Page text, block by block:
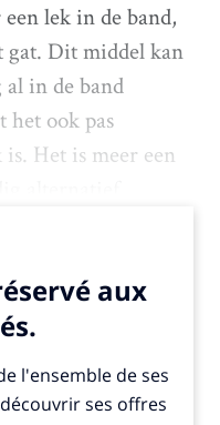
lek in de band,
gat. Dit middel kan
in de band
het ook pas
is. Het is meer een